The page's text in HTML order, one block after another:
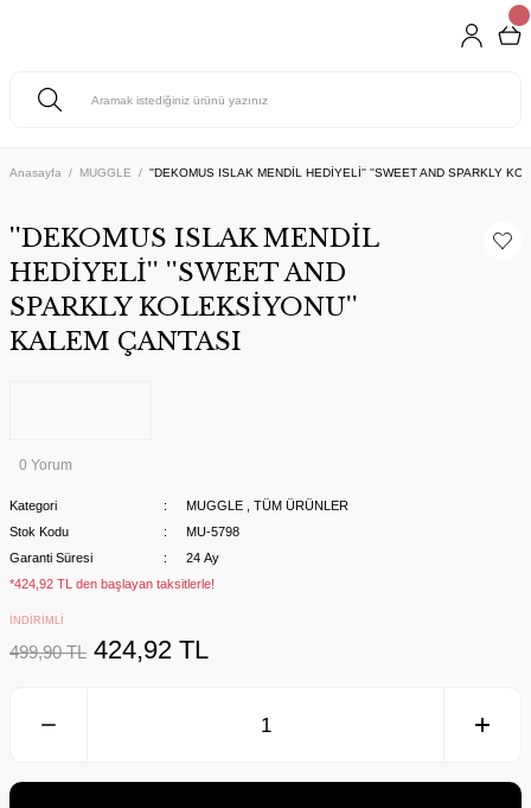
Anasayfa MUGGLE ''DEKOMUS ISLAK MENDİL HEDİYELİ'' ''SWEET AND SPARKLY
''DEKOMUS ISLAK MENDİL
HEDİYELİ'' ''SWEET AND
SPARKLY KOLEKSİYONU''
KALEM ÇANTASI
0 Yorum
Kategori MUGGLE
TÜM ÜRÜNLER
Stok Kodu
MU-5798
Garanti Süresi
24 Ay
*424,92 TL den başlayan taksitlerle!
İNDİRİMLİ
499,90 TL 424,92 TL